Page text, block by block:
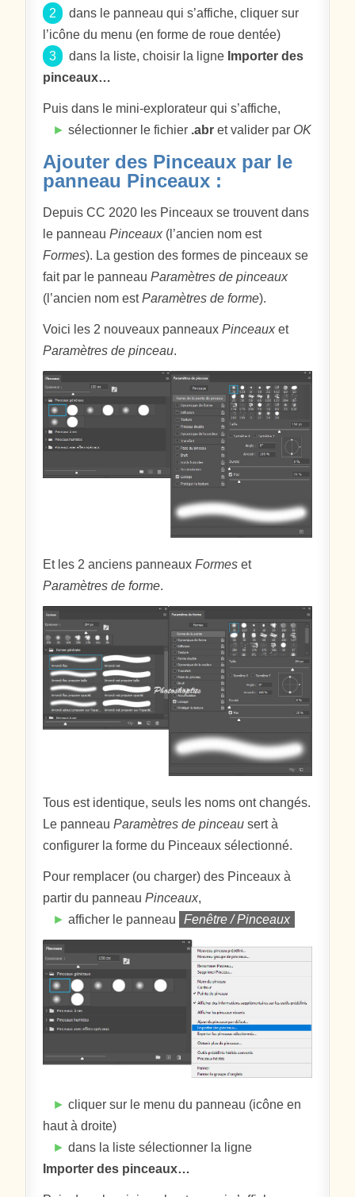
2
dans le panneau qui s’affiche, cliquer sur
l’icône du menu (en forme de roue dentée)
3
dans la liste, choisir la ligne Importer des
pinceaux…
Puis dans le mini-explorateur qui s’affiche,
► sélectionner le fichier .abr et valider par OK
Ajouter des Pinceaux par le
panneau Pinceaux :
Depuis CC 2020 les Pinceaux se trouvent dans
le panneauPinceaux(l’ancien nom est
Formes). La gestion des formes de pinceaux se
fait par le panneauParamètres de pinceaux
(l’ancien nom estParamètres de forme).
Voici les 2 nouveaux panneauxPinceauxet
Paramètres de pinceau.
Et les 2 anciens panneauxFormes et
Paramètres de forme.
Tous est identique, seuls les noms ont changés.
Le panneauParamètres de pinceau sert à
configurer la forme du Pinceaux sélectionné.
Pour remplacer (ou charger) des Pinceaux à
partir du panneauPinceaux,
► afficher le panneau Fenêtre / Pinceaux
► cliquer sur le menu du panneau (icône en
haut à droite)
► dans la liste sélectionner la ligne
Importer des pinceaux…